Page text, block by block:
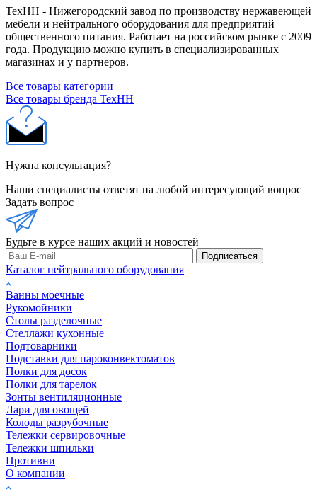
ТехНН - Нижегородский завод по производству нержавеющей
мебели и нейтрального оборудования для предприятий
общественного питания. Работает на российском рынке с 2009
года. Продукцию можно купить в специализированных
магазинах и у партнеров.
Все товары категории
Все товары бренда ТехНН
Нужна консультация?
Наши специалисты ответят на любой интересующий вопрос
Задать вопрос
Будьте в курсе наших акций и новостей
Подписаться
Каталог нейтрального оборудования
Ванны моечные
Рукомойники
Столы разделочные
Стеллажи кухонные
Подтоварники
Подставки для пароконвектоматов
Полки для досок
Полки для тарелок
Зонты вентиляционные
Лари для овощей
Колоды разрубочные
Тележки сервировочные
Тележки шпильки
Противни
О компании